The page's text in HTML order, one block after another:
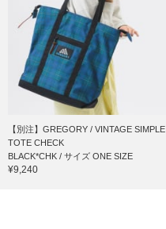
【別注】GREGORY / VINTAGE SIMPLE
TOTE CHECK
BLACK*CHK / サイズ ONE SIZE
¥9,240